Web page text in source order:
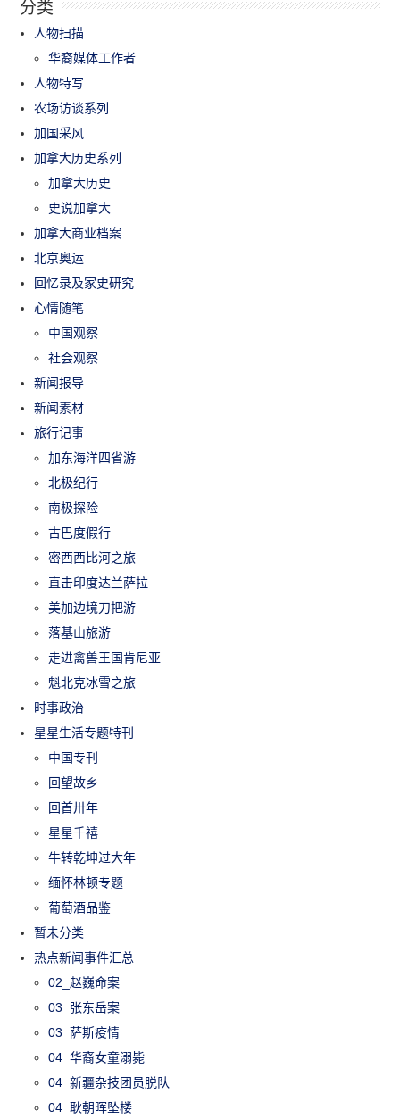
分类
人物扫描
华裔媒体工作者
人物特写
农场访谈系列
加国采风
加拿大历史系列
加拿大历史
史说加拿大
加拿大商业档案
北京奥运
回忆录及家史研究
心情随笔
中国观察
社会观察
新闻报导
新闻素材
旅行记事
加东海洋四省游
北极纪行
南极探险
古巴度假行
密西西比河之旅
直击印度达兰萨拉
美加边境刀把游
落基山旅游
走进禽兽王国肯尼亚
魁北克冰雪之旅
时事政治
星星生活专题特刊
中国专刊
回望故乡
回首卅年
星星千禧
牛转乾坤过大年
缅怀林顿专题
葡萄酒品鉴
暂未分类
热点新闻事件汇总
02_赵巍命案
03_张东岳案
03_萨斯疫情
04_华裔女童溺毙
04_新疆杂技团员脱队
04_耿朝晖坠楼